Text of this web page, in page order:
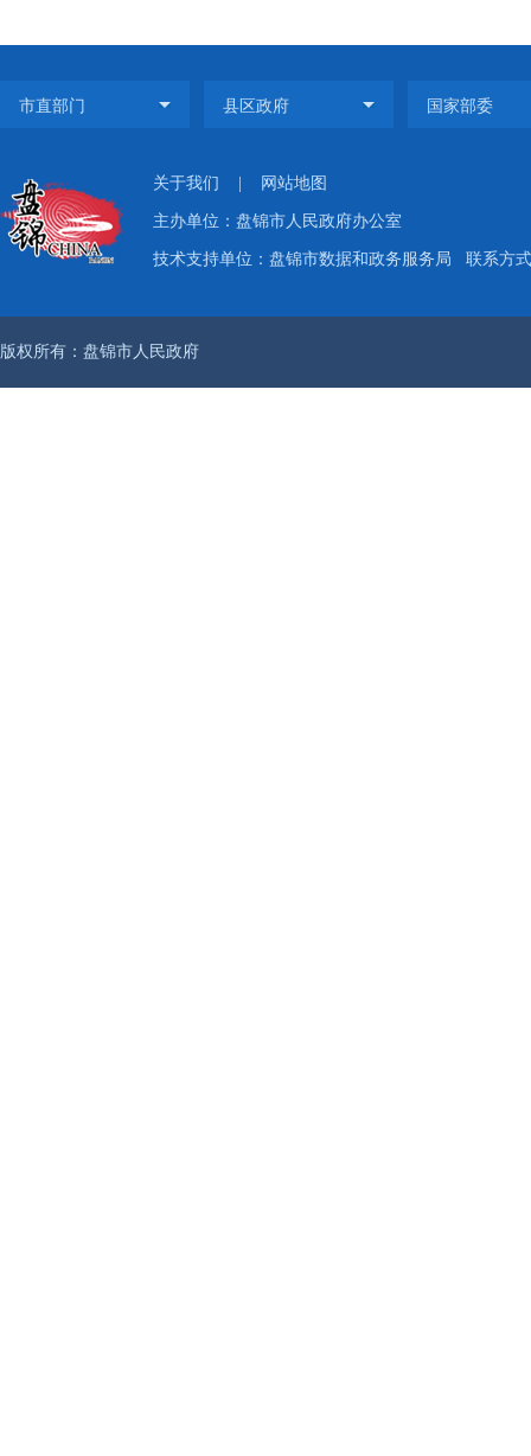
关于我们 网站地图
主办单位：盘锦市人民政府办公室
技术支持单位：盘锦市数据和政务服务局 联系方
版权所有：盘锦市人民政府